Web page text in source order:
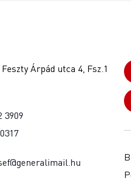
Árpád utca 4, Fsz.1
3909